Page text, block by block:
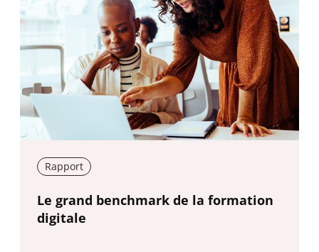
Rapport
New window
Le grand benchmark de la formation
digitale